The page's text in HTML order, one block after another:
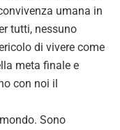
umana in
tutti, nessuno
di vivere come
meta finale e
con noi il
Sono